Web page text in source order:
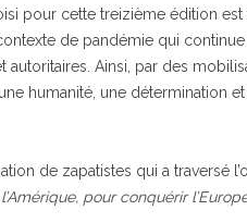
pour cette treizième édition
de pandémie qui
autoritaires. Ainsi, par des
humanité, une détermination
de zapatistes qui a traversé
pour conquérir